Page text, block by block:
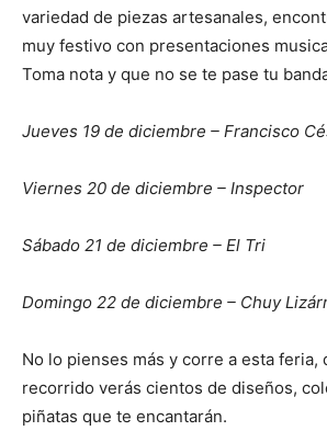
variedad de piezas artesanales,
muy festivo con presentaciones
Toma nota y que no se te pase tu
Jueves 19 de diciembre – Francisco
Viernes 20 de diciembre – Inspector
Sábado 21 de diciembre – El Tri
Domingo 22 de diciembre – Chuy
No lo pienses más y corre a esta feria,
recorrido verás cientos de diseños,
piñatas que te encantarán.